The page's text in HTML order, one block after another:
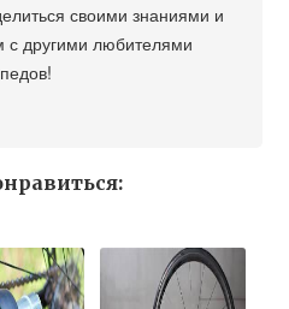
своими знаниями и
с другими любителями